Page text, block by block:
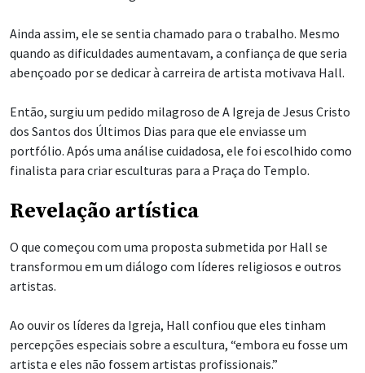
Ainda assim, ele se sentia chamado para o trabalho. Mesmo
quando as dificuldades aumentavam, a confiança de que seria
abençoado por se dedicar à carreira de artista motivava Hall.
Então, surgiu um pedido milagroso de A Igreja de Jesus Cristo
dos Santos dos Últimos Dias para que ele enviasse um
portfólio. Após uma análise cuidadosa, ele foi escolhido como
finalista para criar esculturas para a Praça do Templo.
Revelação artística
O que começou com uma proposta submetida por Hall se
transformou em um diálogo com líderes religiosos e outros
artistas.
Ao ouvir os líderes da Igreja, Hall confiou que eles tinham
percepções especiais sobre a escultura, “embora eu fosse um
artista e eles não fossem artistas profissionais.”